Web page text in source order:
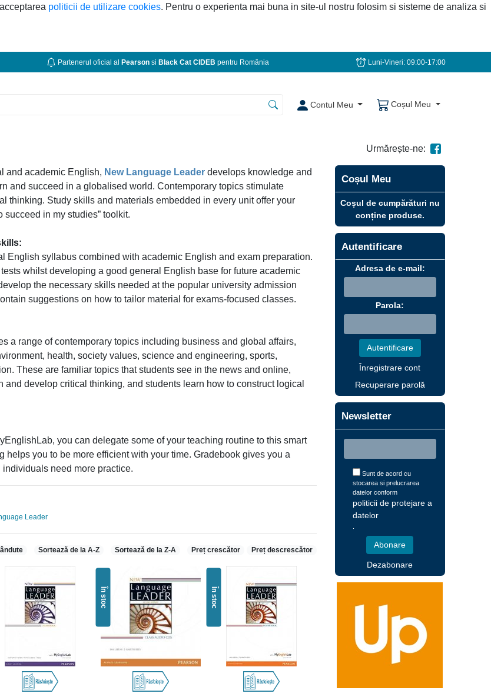
politicii de utilizare cookies. Pentru o experienta mai buna in site-ul nostru folosim si sisteme de analiza si
Partenerul oficial alPearson siBlack Cat CIDEB pentru România Luni-Vineri: 09:00-17:00
Contul Meu Coșul Meu
Urmărește-ne:
and academic English, New Language Leader develops knowledge and
and succeed in a globalised world. Contemporary topics stimulate
thinking. Study skills and materials embedded in every unit offer your
in my studies” toolkit.
English syllabus combined with academic English and exam preparation.
whilst developing a good general English base for future academic
the necessary skills needed at the popular university admission
suggestions on how to tailor material for exams-focused classes.
a range of contemporary topics including business and global affairs,
health, society values, science and engineering, sports,
These are familiar topics that students see in the news and online,
develop critical thinking, and students learn how to construct logical
you can delegate some of your teaching routine to this smart
helps you to be more efficient with your time. Gradebook gives you a
need more practice.
Leader
Sortează de la A-Z Sortează de la Z-A Preț crescător Preț descrescător
În stoc În stoc
Coșul Meu
Coșul de cumpărături nu
conține produse.
Autentificare
Adresa de e-mail:
Parola:
Înregistrare cont
Recuperare parolă
Newsletter
Sunt de acord cu
stocarea si prelucrarea
datelor conform
politicii de protejare a
datelor
Dezabonare